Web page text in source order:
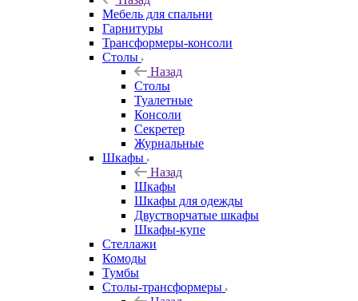
Мебель для спальни
Гарнитуры
Трансформеры-консоли
Столы
Назад
Столы
Туалетные
Консоли
Секретер
Журнальные
Шкафы
Назад
Шкафы
Шкафы для одежды
Двустворчатые шкафы
Шкафы-купе
Стеллажи
Комоды
Тумбы
Столы-трансформеры